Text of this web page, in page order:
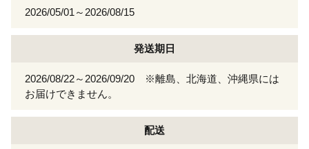
2026/05/01～2026/08/15
発送期日
2026/08/22～2026/09/20 ※離島、北海道、沖縄県には
お届けできません。
配送